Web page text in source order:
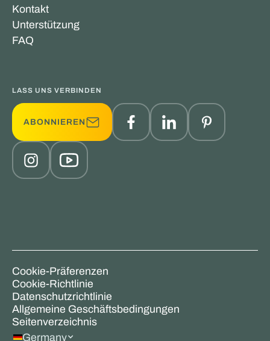
Kontakt
Unterstützung
FAQ
LASS UNS VERBINDEN
ABONNIEREN
Cookie-Präferenzen
Cookie-Richtlinie
Datenschutzrichtlinie
Allgemeine Geschäftsbedingungen
Seitenverzeichnis
Germany